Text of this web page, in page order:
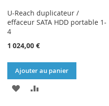
U-Reach duplicateur /
effaceur SATA HDD portable 1-
4
1 024,00 €
Ajouter au panier
AJOUTER